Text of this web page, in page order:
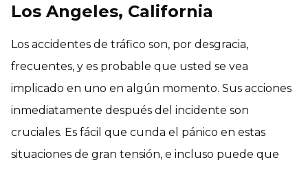
Los Angeles, California
Los accidentes de tráfico son, por desgracia,
frecuentes, y es probable que usted se vea
implicado en uno en algún momento. Sus acciones
inmediatamente después del incidente son
cruciales. Es fácil que cunda el pánico en estas
situaciones de gran tensión, e incluso puede que